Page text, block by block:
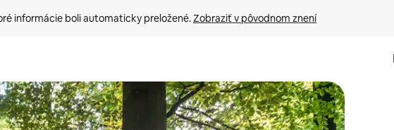
informácie boli automaticky preložené. Zobraziť v pôvodnom znení